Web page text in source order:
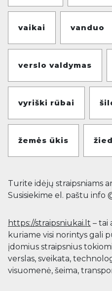
vaikai vanduo
verslo valdymas
vyriški rūbai
žemės ūkis
Turite idėjų straipsniams
Susisiekime el. paštu info
https://straipsniukai.lt – tai
kuriame visi norintys gali
įdomius straipsnius
verslas, sveikata,
visuomenė, šeima,